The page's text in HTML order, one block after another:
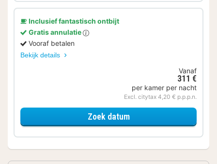
Inclusief fantastisch ontbijt
Gratis annulatie
Vooraf betalen
Bekijk details
Vanaf
311 €
per kamer per nacht
Excl. citytax 4,20 € p.p.p.n.
Zoek datumvoor Superior